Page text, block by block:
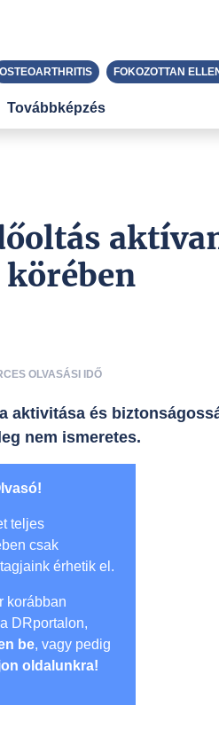
körében
OLVASÁSI IDŐ
aktivitása és
nem ismeretes.
teljes
csak
érhetik el.
korábban
DRportalon,
be, vagy pedig
oldalunkra!
OSTEOARTHRITIS FOKOZOTTAN
Továbbképzés